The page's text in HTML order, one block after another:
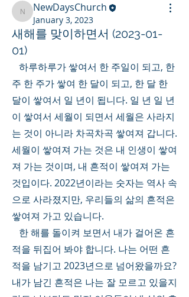
NewDaysChurch
NewDaysChurch
January 3, 2023
새해를 맞이하면서 (2023-01-
01)
하루하루가 쌓여서 한 주일이 되고, 한
주 한 주가 쌓여 한 달이 되고, 한 달 한
달이 쌓여서 일 년이 됩니다. 일 년 일 년
이 쌓여서 세월이 되면서 세월은 사라지
는 것이 아니라 차곡차곡 쌓여져 갑니다.
세월이 쌓여져 가는 것은 내 인생이 쌓여
져 가는 것이며, 내 흔적이 쌓여져 가는
것입이다. 2022년이라는 숫자는 역사 속
으로 사라졌지만, 우리들의 삶의 흔적은
쌓여져 가고 있습니다.
적을 뒤집어 봐야 합니다. 나는 어떤 흔
적을 남기고 2023년으로 넘어왔을까요?
내가 남긴 흔적은 나는 잘 모르고 있을지